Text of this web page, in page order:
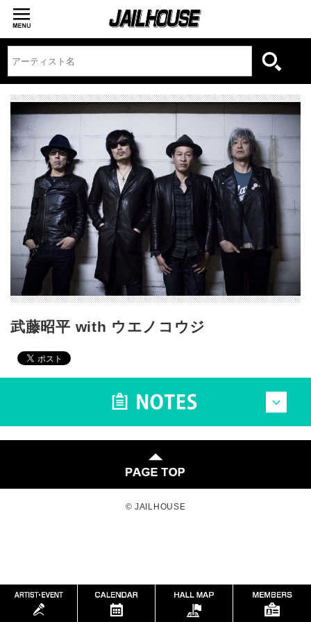
武藤昭平 with ウエノコウジ
© JAILHOUSE